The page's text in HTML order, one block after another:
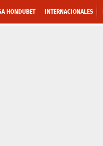
HONDUBET INTERNACIONALES